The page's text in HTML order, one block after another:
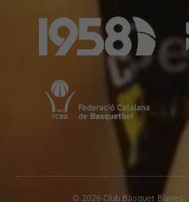
© 2026 Club Bàsquet